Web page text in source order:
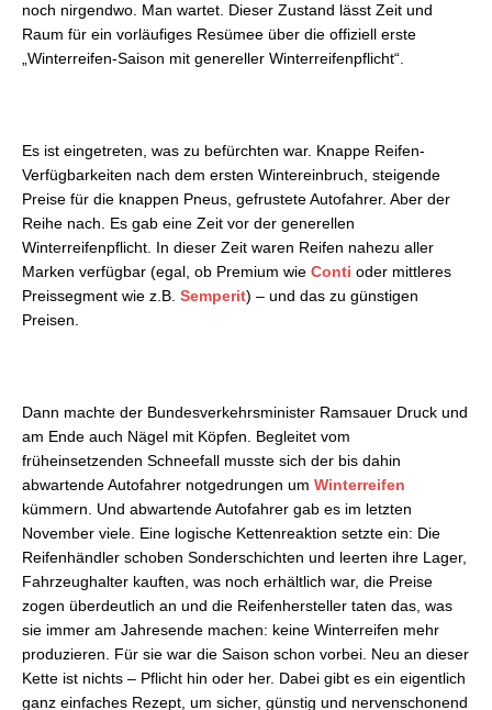
noch nirgendwo. Man wartet. Dieser Zustand lässt Zeit und
Raum für ein vorläufiges Resümee über die offiziell erste
„Winterreifen-Saison mit genereller Winterreifenpflicht“.
Es ist eingetreten, was zu befürchten war. Knappe Reifen-
Verfügbarkeiten nach dem ersten Wintereinbruch, steigende
Preise für die knappen Pneus, gefrustete Autofahrer. Aber der
Reihe nach. Es gab eine Zeit vor der generellen
Winterreifenpflicht. In dieser Zeit waren Reifen nahezu aller
Marken verfügbar (egal, ob Premium wie Conti oder mittleres
Preissegment wie z.B. Semperit) – und das zu günstigen
Preisen.
Dann machte der Bundesverkehrsminister Ramsauer Druck und
am Ende auch Nägel mit Köpfen. Begleitet vom
früheinsetzenden Schneefall musste sich der bis dahin
abwartende Autofahrer notgedrungen um Winterreifen
kümmern. Und abwartende Autofahrer gab es im letzten
November viele. Eine logische Kettenreaktion setzte ein: Die
Reifenhändler schoben Sonderschichten und leerten ihre Lager,
Fahrzeughalter kauften, was noch erhältlich war, die Preise
zogen überdeutlich an und die Reifenhersteller taten das, was
sie immer am Jahresende machen: keine Winterreifen mehr
produzieren. Für sie war die Saison schon vorbei. Neu an dieser
Kette ist nichts – Pflicht hin oder her. Dabei gibt es ein eigentlich
ganz einfaches Rezept, um sicher, günstig und nervenschonend